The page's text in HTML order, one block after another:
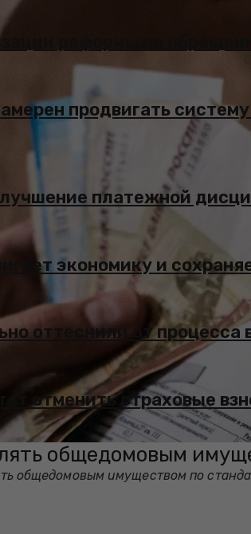
реформы по
продвигать
платежной
экономику и
оттеснили от
отменить страховые
общедомовым
общедомовым имуществом по